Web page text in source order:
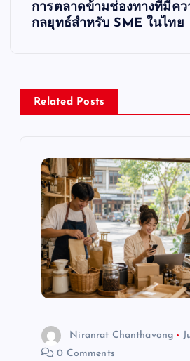
v
การตลาดข้ามช่องทางที่มีคว
กลยุทธ์สำหรับ SME ในไทย
Related Posts
Niranrat Chanthavong
0 Comments